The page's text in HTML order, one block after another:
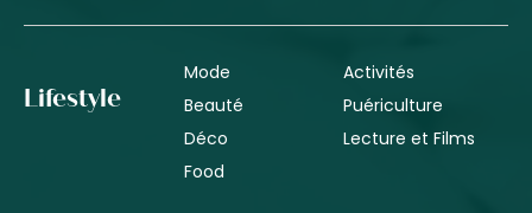
Lifestyle
Mode
Beauté
Déco
Food
Activités
Puériculture
Lecture et Films